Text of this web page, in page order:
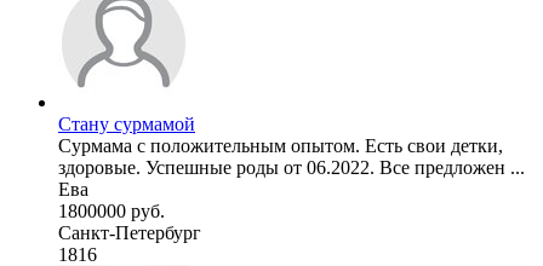
Стану сурмамой
Сурмама с положительным опытом. Есть свои детки,
здоровые. Успешные роды от 06.2022. Все предложен ...
Ева
1800000 руб.
Санкт-Петербург
1816